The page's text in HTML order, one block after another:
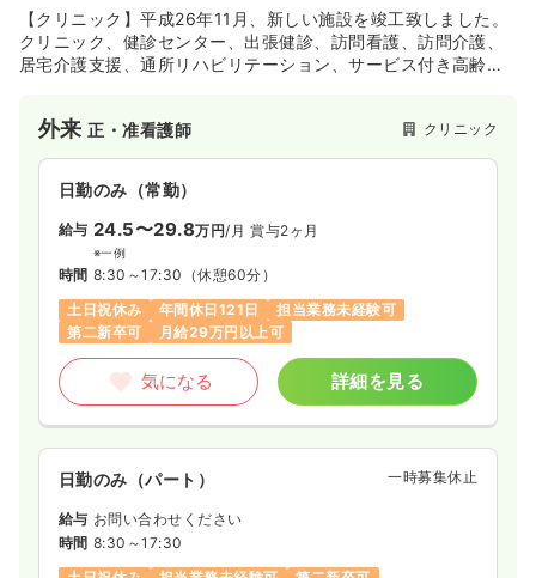
給与 29.5〜33.7万円 /月
※一例
時間 7:45～16:45（休憩60分）
担当業務未経験可
気になる
【クリニック】平成26年11月、新しい施設を竣工致しました。
クリニック、健診センター、出張健診、訪問看護、訪問介護、
居宅介護支援、通所リハビリテーション、サービス付き高齢者
外来正・准看護師 クリニック
日勤のみ（常勤）
給与 24.5〜29.8万円/月 賞与2ヶ月
※一例
時間 8:30～17:30 （休憩60分）
土日祝休み
年間休日121日
担当業務未経験可
第二新卒可
月給29万円以上可
気になる 詳細を見る
日勤のみ（パート） 一時募集休止
給与 お問い合わせください
時間 8:30～17:30